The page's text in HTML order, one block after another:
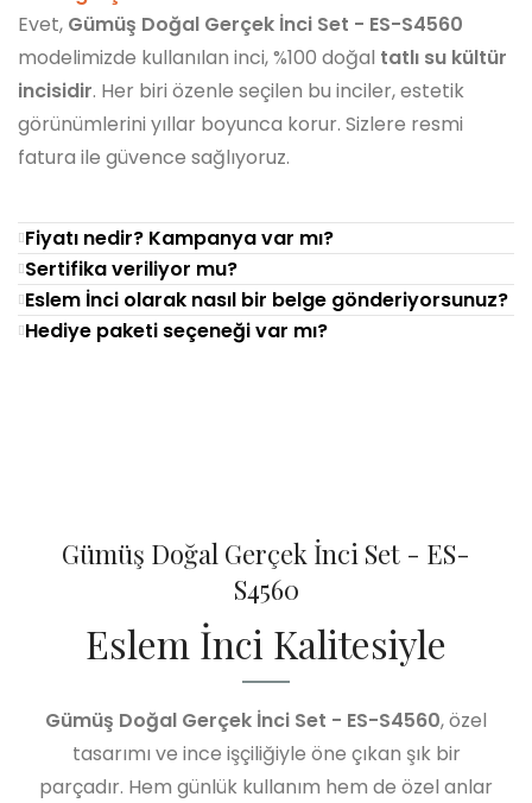
Evet, Gümüş Doğal Gerçek İnci Set - ES-S4560
modelimizde kullanılan inci, %100 doğal tatlı su kültür
incisidir. Her biri özenle seçilen bu inciler, estetik
görünümlerini yıllar boyunca korur. Sizlere resmi
fatura ile güvence sağlıyoruz.
Fiyatı nedir? Kampanya var mı?
Sertifika veriliyor mu?
Eslem İnci olarak nasıl bir belge gönderiyorsunuz?
Hediye paketi seçeneği var mı?
Gümüş Doğal Gerçek İnci Set - ES-
S4560
Eslem İnci Kalitesiyle
Gümüş Doğal Gerçek İnci Set - ES-S4560, özel
tasarımı ve ince işçiliğiyle öne çıkan şık bir
parçadır. Hem günlük kullanım hem de özel anlar